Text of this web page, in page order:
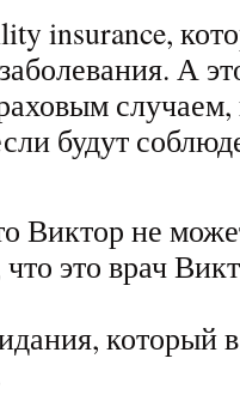
insurance,
А
будут
Виктор не
это врач
который